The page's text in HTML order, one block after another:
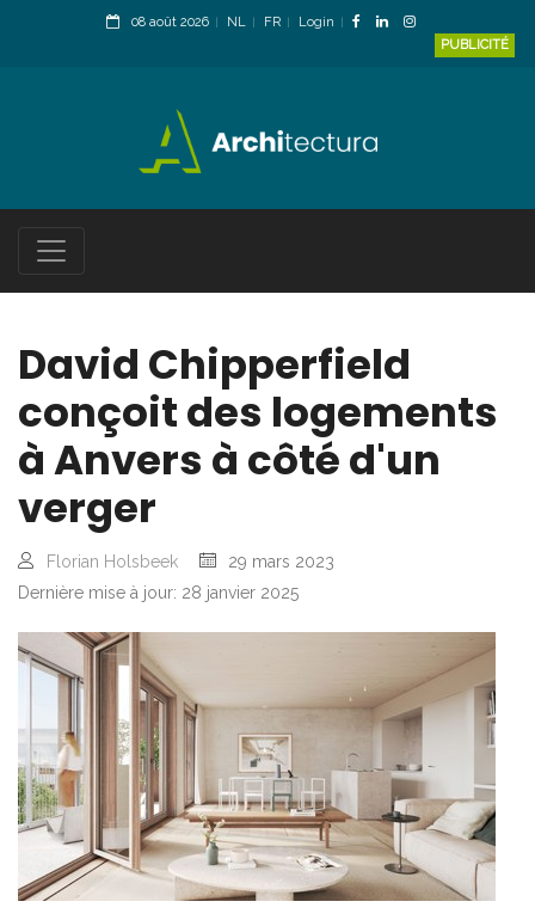
08 août 2026 NL FR
Login
PUBLICITÉ
David Chipperfield
conçoit des logements
à Anvers à côté d'un
verger
Florian Holsbeek
29 mars 2023
Dernière mise à jour: 28 janvier 2025